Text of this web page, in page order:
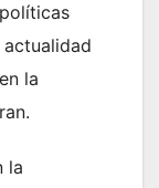
la
la